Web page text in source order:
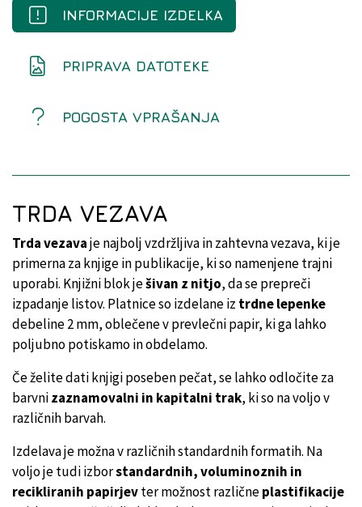
INFORMACIJE IZDELKA
PRIPRAVA DATOTEKE
POGOSTA VPRAŠANJA
TRDA VEZAVA
Trda vezavaje najbolj vzdržljiva in zahtevna vezava, ki je
primerna za knjige in publikacije, ki so namenjene trajni
uporabi. Knjižni blok ješivan z nitjo, da se prepreči
izpadanje listov. Platnice so izdelane iz trdne lepenke
debeline 2 mm, oblečene v prevlečni papir, ki ga lahko
poljubno potiskamo in obdelamo.
Če želite dati knjigi poseben pečat, se lahko odločite za
barvnizaznamovalni in kapitalni trak, ki so na voljo v
različnih barvah.
Izdelava je možna v različnih standardnih formatih. Na
voljo je tudi izborstandardnih, voluminoznih in
recikliranih papirjevter možnost različneplastifikacije